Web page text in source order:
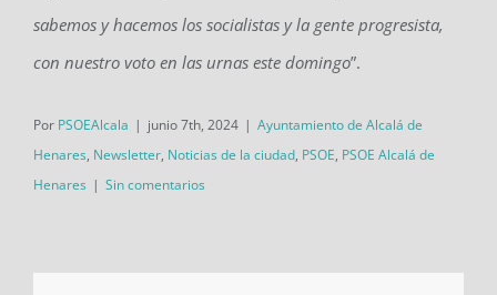
sabemos y hacemos los socialistas y la gente progresista,
con nuestro voto en las urnas este domingo”.
Por PSOEAlcala | junio 7th, 2024 | Ayuntamiento de Alcalá de
Henares, Newsletter, Noticias de la ciudad, PSOE, PSOE Alcalá de
Henares | Sin comentarios